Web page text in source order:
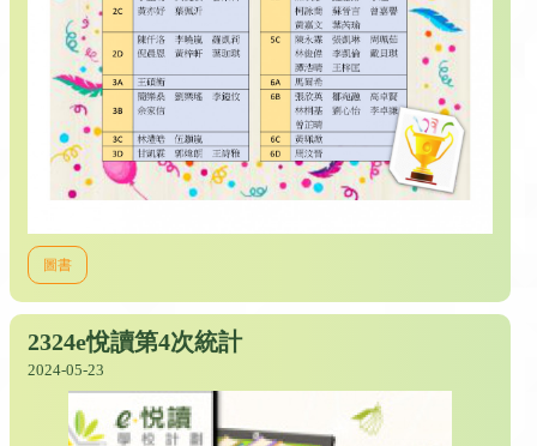
圖書
2324e悅讀第4次統計
2024-05-23